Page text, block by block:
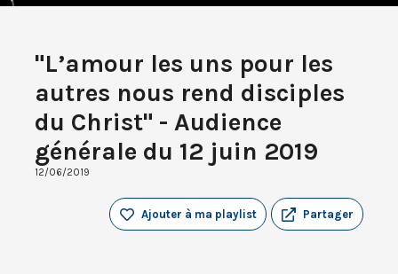
"L’amour les uns pour les
autres nous rend disciples
du Christ" - Audience
générale du 12 juin 2019
12/06/2019
Partager
Ajouter à ma playlist